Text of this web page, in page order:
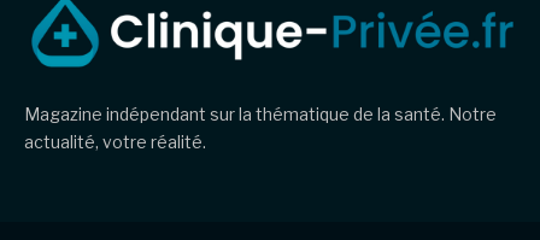
Magazine indépendant sur la thématique de la santé. Notre
actualité, votre réalité.